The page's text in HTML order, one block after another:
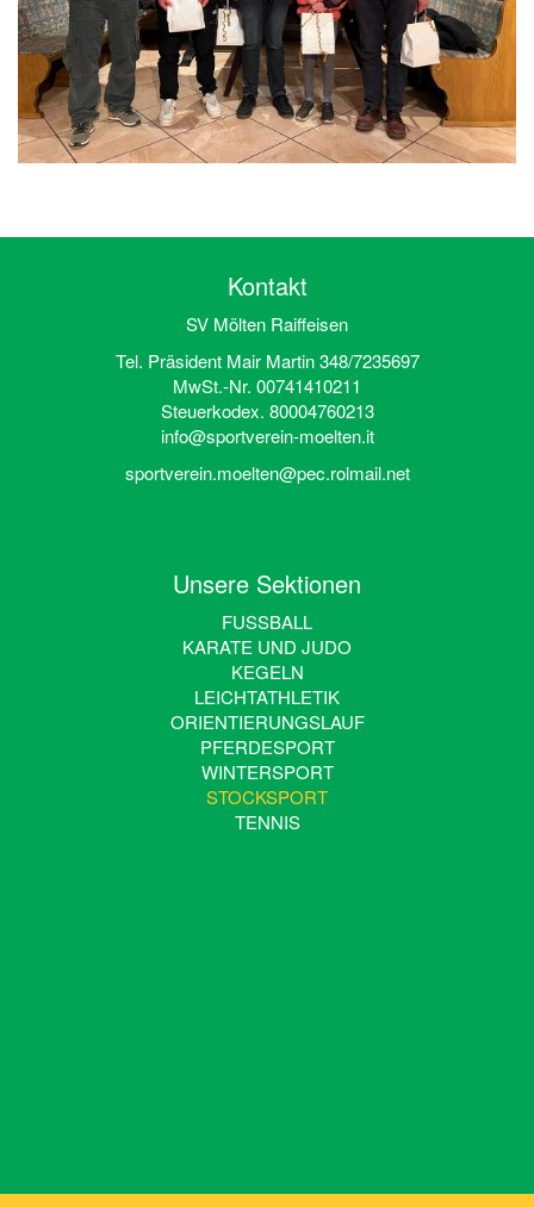
Kontakt
SV Mölten Raiffeisen
Tel. Präsident Mair Martin 348/7235697
MwSt.-Nr. 00741410211
Steuerkodex. 80004760213
info@sportverein-moelten.it
sportverein.moelten@pec.rolmail.net
Unsere Sektionen
FUSSBALL
KARATE UND JUDO
KEGELN
LEICHTATHLETIK
ORIENTIERUNGSLAUF
PFERDESPORT
WINTERSPORT
STOCKSPORT
TENNIS